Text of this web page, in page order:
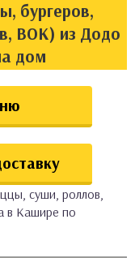
бургеров,
ВОК) из Додо
дом
суши, роллов,
в Кашире по